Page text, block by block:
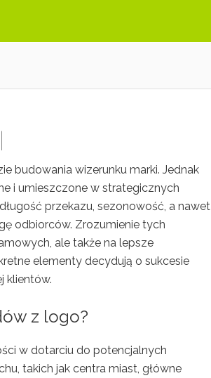
budowania wizerunku marki. Jednak
i umieszczone w strategicznych
przekazu, sezonowość, a nawet
odbiorców. Zrozumienie tych
ale także na lepsze
elementy decydują o sukcesie
klientów.
z logo?
w dotarciu do potencjalnych
takich jak centra miast, główne